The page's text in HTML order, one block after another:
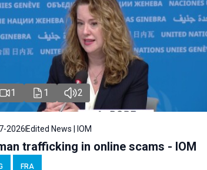
1 1 2
2026Edited News | IOM
trafficking in online scams - IOM
FRA